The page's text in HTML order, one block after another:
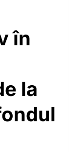
în
la